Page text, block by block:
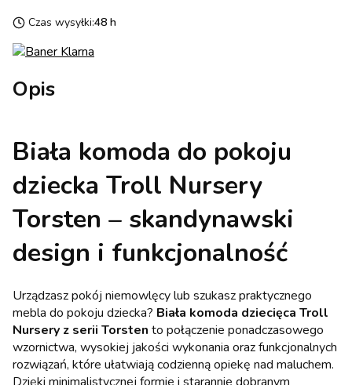
Czas wysyłki:48 h
Opis
Biała komoda do pokoju
dziecka Troll Nursery
Torsten – skandynawski
design i funkcjonalność
Urządzasz pokój niemowlęcy lub szukasz praktycznego
mebla do pokoju dziecka? Biała komoda dziecięca Troll
Nursery z serii Torsten to połączenie ponadczasowego
wzornictwa, wysokiej jakości wykonania oraz funkcjonalnych
rozwiązań, które ułatwiają codzienną opiekę nad maluchem.